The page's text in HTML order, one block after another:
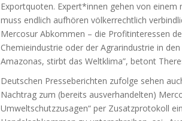
Exportquoten. Expert*innen gehen von einem
muss endlich aufhören völkerrechtlich
Mercosur Abkommen – die Profitinteressen
Chemieindustrie oder der Agrarindustrie in
Amazonas, stirbt das Weltklima”, betont
Deutschen Presseberichten zufolge sehen
Nachtrag zum (bereits ausverhandelten)
Umweltschutzzusagen“ per Zusatzprotokoll